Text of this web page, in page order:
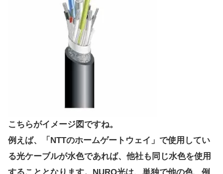
こちらがイメージ図ですね。
例えば、「NTTのホームゲートウェイ」で使用してい
る光ケーブルが水色であれば、他社も同じ水色を使用